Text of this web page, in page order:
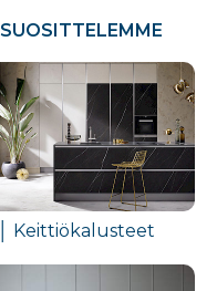
SUOSITTELEMME
Keittiökalusteet